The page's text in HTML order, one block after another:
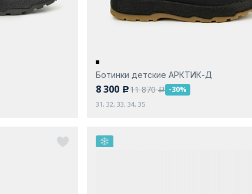
Ботинки детские АРКТИК-Д
8 300 c11 870a -30%
31, 32, 33, 34, 35